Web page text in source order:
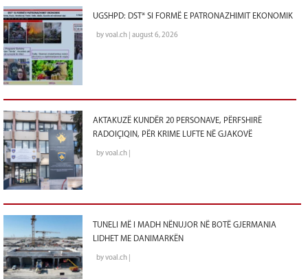
UGSHPD: DST* SI FORMË E PATRONAZHIMIT EKONOMIK
by voal.ch | august 6, 2026
AKTAKUZË KUNDËR 20 PERSONAVE, PËRFSHIRË
RADOIÇIQIN, PËR KRIME LUFTE NË GJAKOVË
by voal.ch |
TUNELI MË I MADH NËNUJOR NË BOTË GJERMANIA
LIDHET ME DANIMARKËN
by voal.ch |